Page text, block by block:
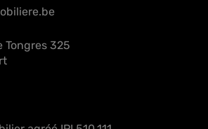
Tongres 325